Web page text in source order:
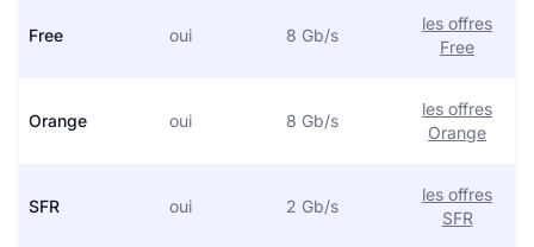
Free oui 8 Gb/s
les offres
Free
Orange oui 8 Gb/s
les offres
Orange
SFR oui 2 Gb/s
les offres
SFR